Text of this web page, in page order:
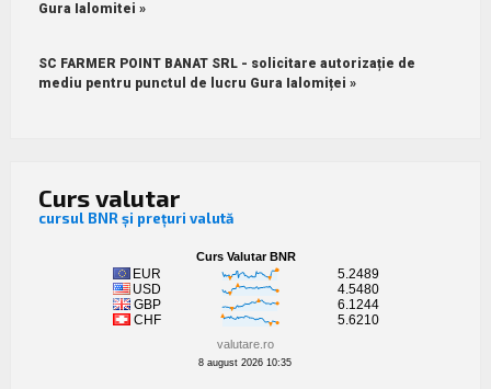
Gura Ialomitei »
SC FARMER POINT BANAT SRL - solicitare autorizație de
mediu pentru punctul de lucru Gura Ialomiței »
Curs valutar
cursul BNR și prețuri valută
valutare.ro
8 august 2026 10:35